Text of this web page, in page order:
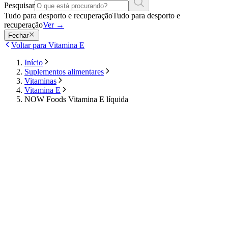
Pesquisar
Tudo para desporto e recuperaçãoTudo para desporto e
recuperaçãoVer →
Fechar
Voltar para Vitamina E
Início
Suplementos alimentares
Vitaminas
Vitamina E
NOW Foods Vitamina E líquida